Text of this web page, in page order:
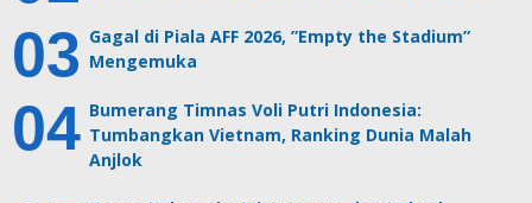
Gagal di Piala AFF 2026, ”Empty the Stadium”
Mengemuka
Bumerang Timnas Voli Putri Indonesia:
Tumbangkan Vietnam, Ranking Dunia Malah
Anjlok